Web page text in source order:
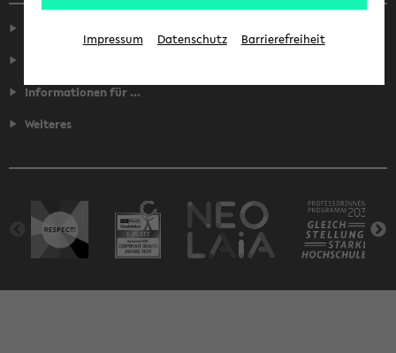
Informationen für ...
Weiteres
Impressum Datenschutz Barrierefreiheit